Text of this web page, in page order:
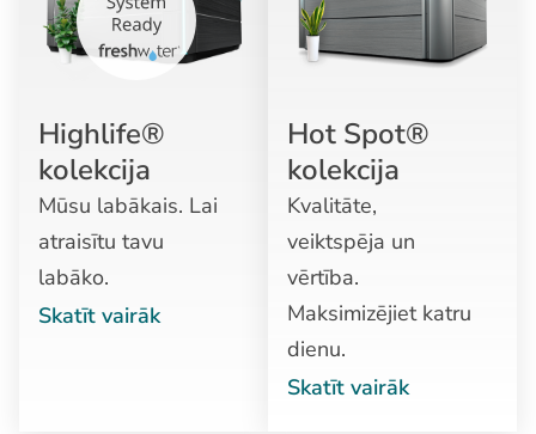
Highlife®
kolekcija
Mūsu labākais. Lai
atraisītu tavu
labāko.
Skatīt vairāk
Hot Spot®
kolekcija
Kvalitāte,
veiktspēja un
vērtība.
Maksimizējiet katru
dienu.
Skatīt vairāk